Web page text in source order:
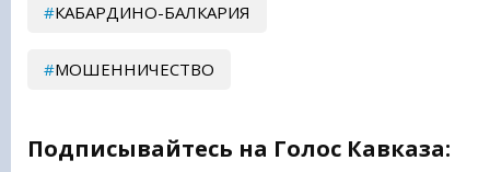
КАБАРДИНО-БАЛКАРИЯ
МОШЕННИЧЕСТВО
Подписывайтесь на Голос Кавказа: